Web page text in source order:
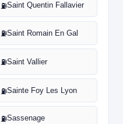
⛽Saint Quentin Fallavier
⛽Saint Romain En Gal
⛽Saint Vallier
⛽Sainte Foy Les Lyon
⛽Sassenage